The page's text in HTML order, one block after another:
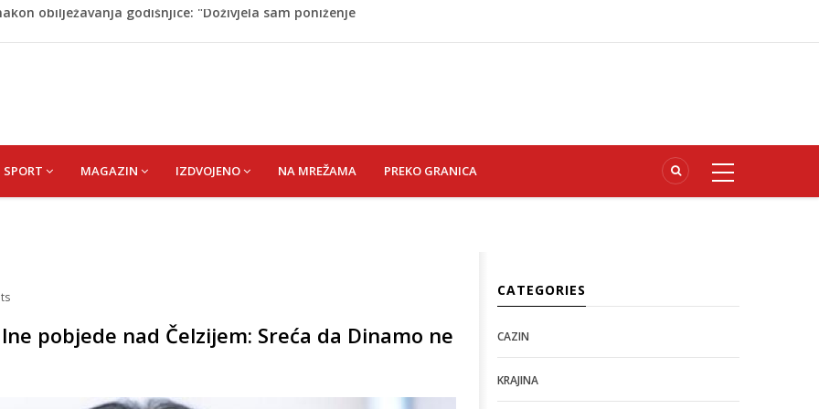
pada sa tobogana: Vlada šalje avion po njega
dojenja: Izazov s kojim se susreću mnoge mame
obilježavanja godišnjice: "Doživjela sam poniženje
sinu"
SPORT MAGAZIN IZDVOJENO NA MREŽAMA PREKO GRANICA
pobjede nad Čelzijem: Sreća da Dinamo ne
CATEGORIES
CAZIN
KRAJINA